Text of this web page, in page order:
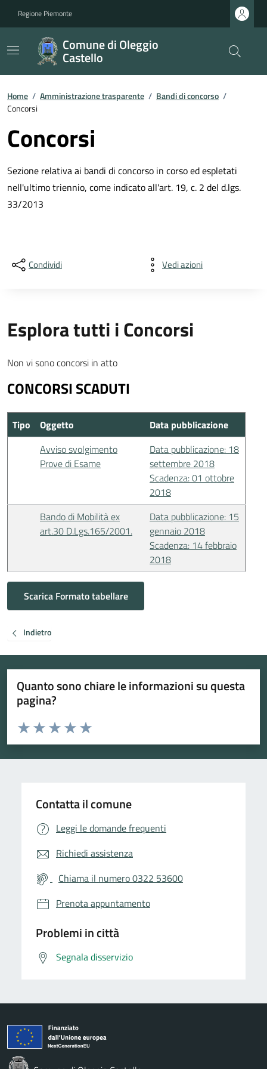
Regione Piemonte
Comune di Oleggio
Castello
Home / Amministrazione trasparente / Bandi di concorso /
Concorsi
Concorsi
Sezione relativa ai bandi di concorso in corso ed espletati
nell'ultimo triennio, come indicato all'art. 19, c. 2 del d.lgs.
33/2013
Condividi Vedi azioni
Esplora tutti i Concorsi
Non vi sono concorsi in atto
CONCORSI SCADUTI
Tipo Oggetto
Data pubblicazione
Avviso svolgimento
Prove di Esame
Data pubblicazione: 18
settembre 2018
Scadenza: 01 ottobre
2018
Bando di Mobilità ex
art.30 D.Lgs.165/2001.
Data pubblicazione: 15
gennaio 2018
Scadenza: 14 febbraio
2018
Scarica Formato tabellare
Indietro
Quanto sono chiare le informazioni su questa
pagina?
Valuta da 1 a 5 stelle la pagina
Valuta 5 stelle su 5
Valuta 4 stelle su 5
Valuta 3 stelle su 5
Valuta 2 stelle su 5
Valuta 1 stelle su 5
Contatta il comune
Leggi le domande frequenti
Richiedi assistenza
Chiama il numero 0322 53600
Prenota appuntamento
Problemi in città
Segnala disservizio